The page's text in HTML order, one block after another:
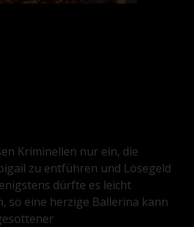
Kriminellen nur ein, die
zu entführen und Lösegeld
dürfte es leicht
so eine herzige Ballerina kann